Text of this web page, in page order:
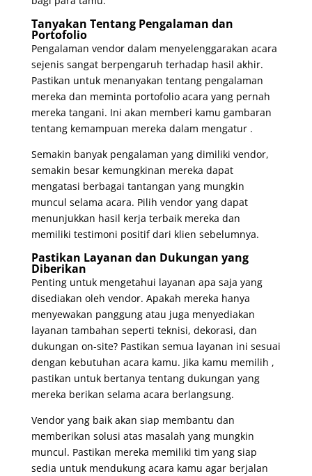
Tanyakan Tentang Pengalaman dan
Portofolio
Pengalaman vendor dalam menyelenggarakan acara
sejenis sangat berpengaruh terhadap hasil akhir.
Pastikan untuk menanyakan tentang pengalaman
mereka dan meminta portofolio acara yang pernah
mereka tangani. Ini akan memberi kamu gambaran
tentang kemampuan mereka dalam mengatur .
Semakin banyak pengalaman yang dimiliki vendor,
semakin besar kemungkinan mereka dapat
mengatasi berbagai tantangan yang mungkin
muncul selama acara. Pilih vendor yang dapat
menunjukkan hasil kerja terbaik mereka dan
memiliki testimoni positif dari klien sebelumnya.
Pastikan Layanan dan Dukungan yang
Diberikan
Penting untuk mengetahui layanan apa saja yang
disediakan oleh vendor. Apakah mereka hanya
menyewakan panggung atau juga menyediakan
layanan tambahan seperti teknisi, dekorasi, dan
dukungan on-site? Pastikan semua layanan ini sesuai
dengan kebutuhan acara kamu. Jika kamu memilih ,
pastikan untuk bertanya tentang dukungan yang
mereka berikan selama acara berlangsung.
Vendor yang baik akan siap membantu dan
memberikan solusi atas masalah yang mungkin
muncul. Pastikan mereka memiliki tim yang siap
sedia untuk mendukung acara kamu agar berjalan